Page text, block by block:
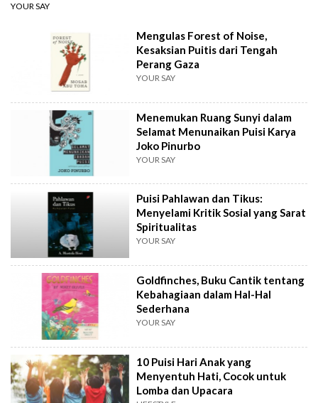
YOUR SAY
Mengulas Forest of Noise,
Kesaksian Puitis dari Tengah
Perang Gaza
YOUR SAY
Menemukan Ruang Sunyi dalam
Selamat Menunaikan Puisi Karya
Joko Pinurbo
YOUR SAY
Puisi Pahlawan dan Tikus:
Menyelami Kritik Sosial yang Sarat
Spiritualitas
YOUR SAY
Goldfinches, Buku Cantik tentang
Kebahagiaan dalam Hal-Hal
Sederhana
YOUR SAY
10 Puisi Hari Anak yang
Menyentuh Hati, Cocok untuk
Lomba dan Upacara